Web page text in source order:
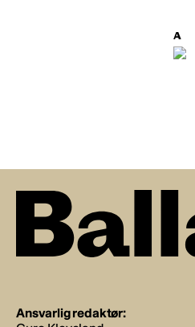
Ansvarlig redaktør: